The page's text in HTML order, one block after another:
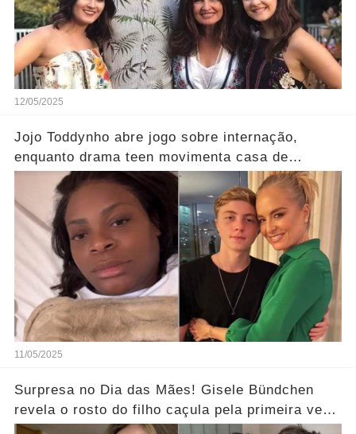
12/05/2025
Jojo Toddynho abre jogo sobre internação,
enquanto drama teen movimenta casa de
Angélica… Ver Mais
11/05/2025
Surpresa no Dia das Mães! Gisele Bündchen
revela o rosto do filho caçula pela primeira vez
e deixa seguidores curiosos... Ver Mais